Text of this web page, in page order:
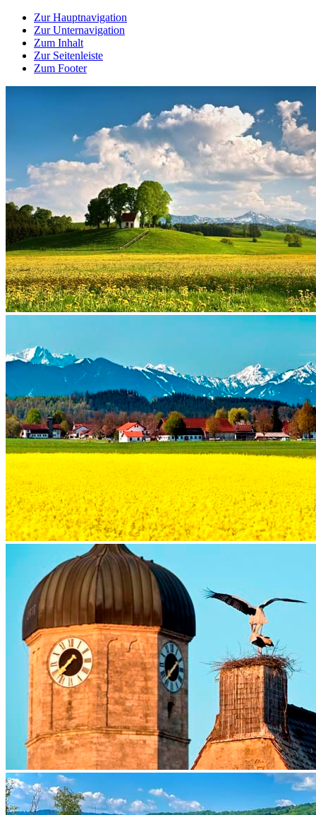
Zur Hauptnavigation
Zur Unternavigation
Zum Inhalt
Zur Seitenleiste
Zum Footer